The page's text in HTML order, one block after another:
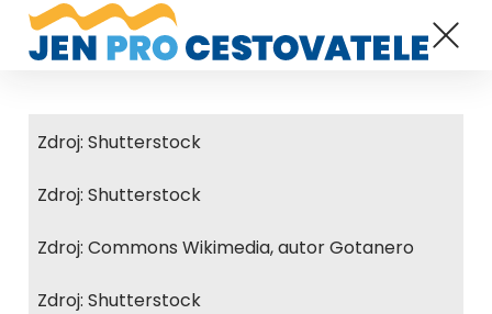
Zdroj: Shutterstock
Zdroj: Shutterstock
Zdroj: Commons Wikimedia, autor Gotanero
Zdroj: Shutterstock